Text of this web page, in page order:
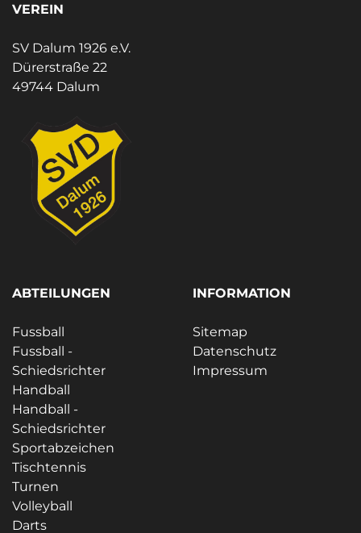
VEREIN
SV Dalum 1926 e.V.
Dürerstraße 22
49744 Dalum
ABTEILUNGEN
Fussball
Fussball -
Schiedsrichter
Handball
Handball -
Schiedsrichter
Sportabzeichen
Tischtennis
Turnen
Volleyball
Darts
INFORMATION
Sitemap
Datenschutz
Impressum